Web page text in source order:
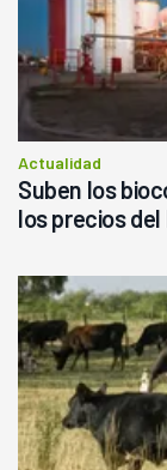
Actualidad
Suben los
los precios